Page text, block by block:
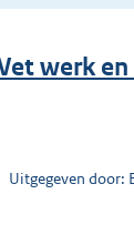
werk
Uitgegeven door: